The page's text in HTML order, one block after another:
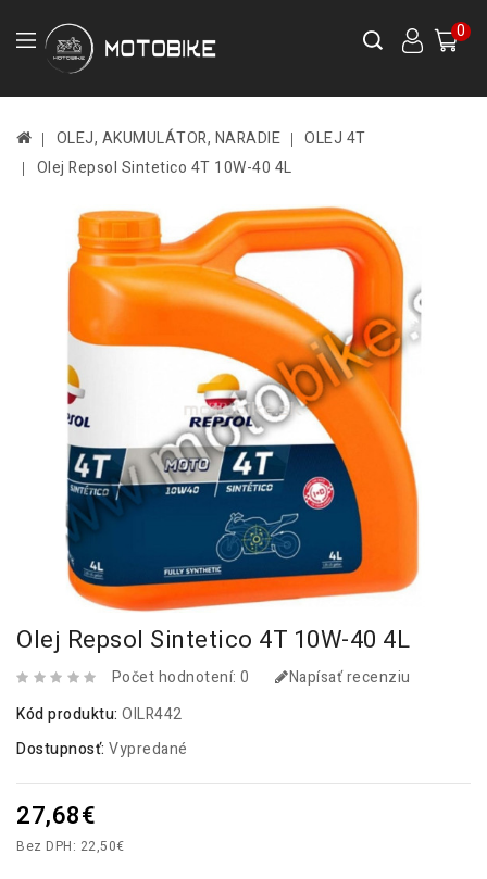
0
OLEJ, AKUMULÁTOR, NARADIE
OLEJ 4T
Olej Repsol Sintetico 4T 10W-40 4L
Olej Repsol Sintetico 4T 10W-40 4L
Počet hodnotení: 0
Napísať recenziu
Kód produktu: OILR442
Dostupnosť: Vypredané
27,68€
Bez DPH: 22,50€